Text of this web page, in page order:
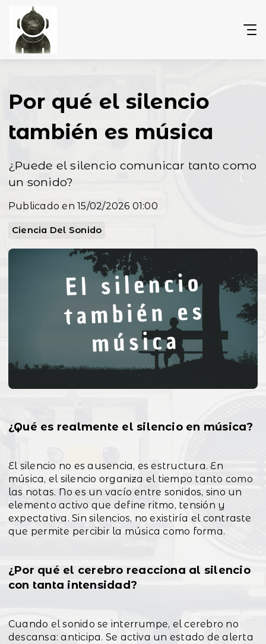
Por qué el silencio
también es música
¿Puede el silencio comunicar tanto como
un sonido?
Publicado en 15/02/2026 01:00
Ciencia Del Sonido
¿Qué es realmente el silencio en música?
El silencio no es ausencia, es estructura. En
música, el silencio organiza el tiempo tanto como
las notas. No es un vacío entre sonidos, sino un
elemento activo que define ritmo, tensión y
expectativa. Sin silencios, no existiría el contraste
que permite percibir la música como forma.
¿Por qué el cerebro reacciona al silencio
con tanta intensidad?
Cuando el sonido se interrumpe, el cerebro no
descansa: anticipa. Se activa un estado de alerta